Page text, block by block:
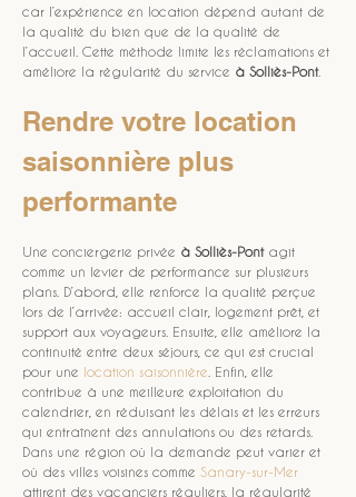
car l’expérience en location dépend autant de
la qualité du bien que de la qualité de
l’accueil. Cette méthode limite les réclamations et
améliore la régularité du service à Solliès-Pont.
Rendre votre location
saisonnière plus
performante
Une conciergerie privée à Solliès-Pont agit
comme un levier de performance sur plusieurs
plans. D’abord, elle renforce la qualité perçue
lors de l’arrivée: accueil clair, logement prêt, et
support aux voyageurs. Ensuite, elle améliore la
continuité entre deux séjours, ce qui est crucial
pour une location saisonnière . Enfin, elle
contribue à une meilleure exploitation du
calendrier, en réduisant les délais et les erreurs
qui entraînent des annulations ou des retards.
Dans une région où la demande peut varier et
où des villes voisines comme Sanary-sur-Mer
attirent des vacanciers réguliers, la régularité